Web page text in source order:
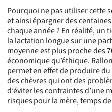
Pourquoi ne pas utiliser cette
et ainsi épargner des
chaque année ? En réalité, un
la lactation longue sur une
moyenne est plus proche des
économique qu’éthique.
permet en effet de produire
des chèvres qui ont des
d’éviter les contraintes d’une
risques pour la mère, temps